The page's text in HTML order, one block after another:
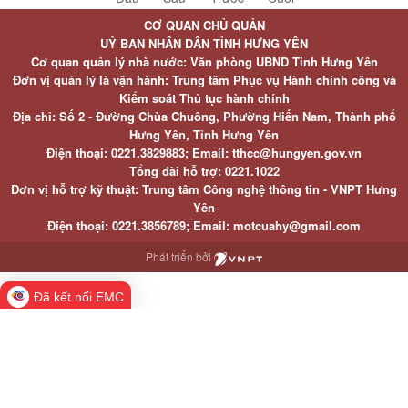
CƠ QUAN CHỦ QUẢN
UỶ BAN NHÂN DÂN TỈNH HƯNG YÊN
Cơ quan quản lý nhà nước: Văn phòng UBND Tỉnh Hưng Yên
Đơn vị quản lý là vận hành: Trung tâm Phục vụ Hành chính công và
Kiểm soát Thủ tục hành chính
Địa chỉ: Số 2 - Đường Chùa Chuông, Phường Hiến Nam, Thành phố
Hưng Yên, Tỉnh Hưng Yên
Điện thoại: 0221.3829883; Email: tthcc@hungyen.gov.vn
Tổng đài hỗ trợ: 0221.1022
Đơn vị hỗ trợ kỹ thuật: Trung tâm Công nghệ thông tin - VNPT Hưng
Yên
Điện thoại: 0221.3856789; Email: motcuahy@gmail.com
Phát triển bởi
Đã kết nối EMC